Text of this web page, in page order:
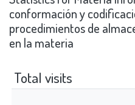
conformación y
procedimientos de
en la materia
Total visits